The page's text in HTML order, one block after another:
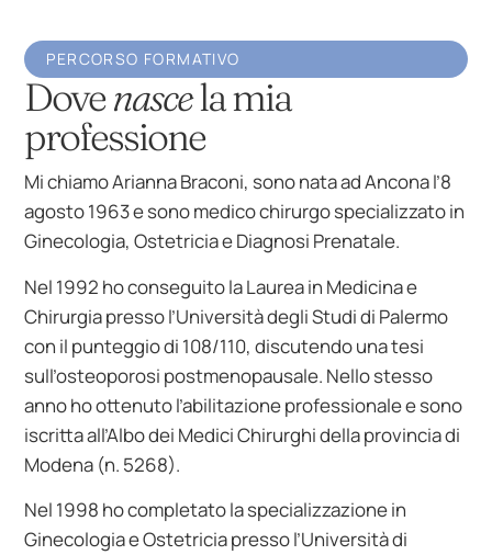
PERCORSO FORMATIVO
Dovenascela mia
professione
Mi chiamo Arianna Braconi, sono nata ad Ancona l’8
agosto 1963 e sono medico chirurgo specializzato in
Ginecologia, Ostetricia e Diagnosi Prenatale.
Nel 1992 ho conseguito la Laurea in Medicina e
Chirurgia presso l’Università degli Studi di Palermo
con il punteggio di 108/110, discutendo una tesi
sull’osteoporosi postmenopausale. Nello stesso
anno ho ottenuto l’abilitazione professionale e sono
iscritta all’Albo dei Medici Chirurghi della provincia di
Modena (n. 5268).
Nel 1998 ho completato la specializzazione in
Ginecologia e Ostetricia presso l’Università di